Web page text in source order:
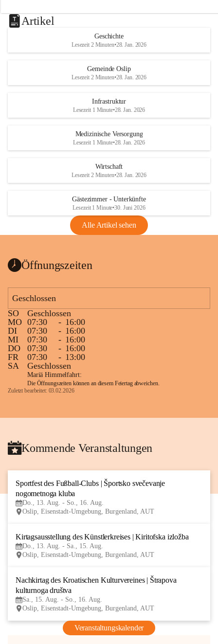
Artikel
Geschichte
Lesezeit 2 Minuten•28. Jan. 2026
Gemeinde Oslip
Lesezeit 2 Minuten•28. Jan. 2026
Infrastruktur
Lesezeit 1 Minute•28. Jan. 2026
Medizinische Versorgung
Lesezeit 1 Minute•28. Jan. 2026
Wirtschaft
Lesezeit 2 Minuten•28. Jan. 2026
Gästezimmer - Unterkünfte
Lesezeit 1 Minute•30. Juni 2026
Alle Artikel sehen
Öffnungszeiten
Geschlossen
SO
Geschlossen
MO 07:30 - 16:00
DI
07:30 - 16:00
MI
07:30 - 16:00
DO
07:30 - 16:00
FR
07:30 - 13:00
SA
Geschlossen
Mariä Himmelfahrt:
Die Öffnungszeiten können an diesem Feiertag abweichen.
Zuletzt bearbeitet: 03.02.2026
Kommende Veranstaltungen
Sportfest des Fußball-Clubs | Športsko svečevanje
nogometnoga kluba
Do., 13. Aug. - So., 16. Aug.
Oslip, Eisenstadt-Umgebung, Burgenland, AUT
Kirtagsausstellung des Künstlerkreises | Kiritofska izložba
Do., 13. Aug. - Sa., 15. Aug.
Oslip, Eisenstadt-Umgebung, Burgenland, AUT
Nachkirtag des Kroatischen Kulturvereines | Štrapova
kulturnoga društva
Sa., 15. Aug. - So., 16. Aug.
Oslip, Eisenstadt-Umgebung, Burgenland, AUT
Veranstaltungskalender